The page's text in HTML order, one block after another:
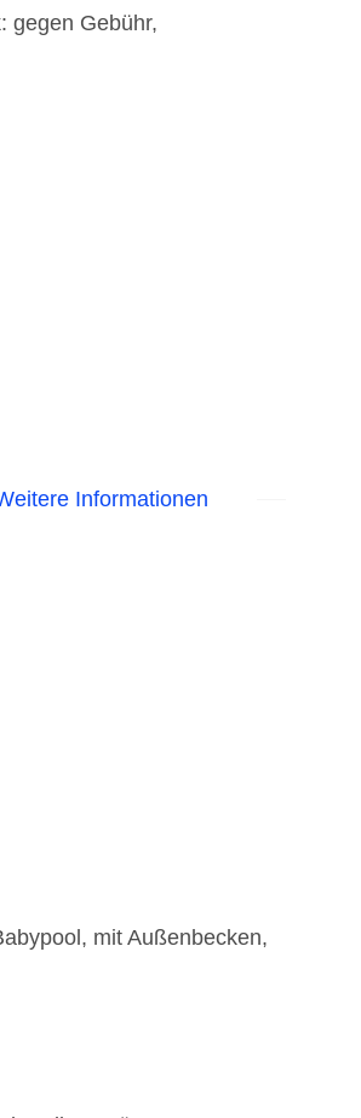
gegen Gebühr,
gegen Gebühr,
Informationen
mit Außenbecken,